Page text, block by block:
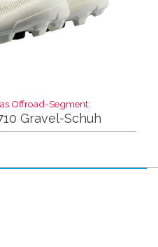
Offroad-Segment:
Gravel-Schuh